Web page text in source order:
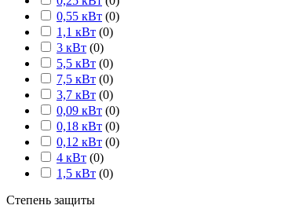
0,55 кВт (0)
1,1 кВт (0)
3 кВт (0)
5,5 кВт (0)
7,5 кВт (0)
3,7 кВт (0)
0,09 кВт (0)
0,18 кВт (0)
0,12 кВт (0)
4 кВт (0)
1,5 кВт (0)
Степень защиты